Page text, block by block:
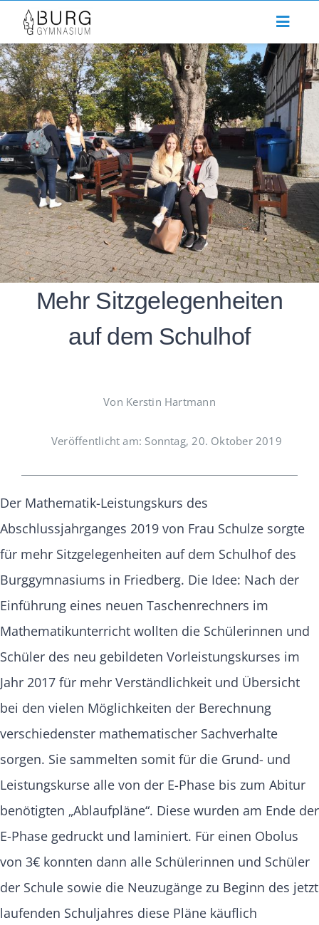
Zum
Inhalt
springen
Mehr Sitzgelegenheiten
auf dem Schulhof
Von Kerstin Hartmann
Veröffentlicht am: Sonntag, 20. Oktober 2019
Der Mathematik-Leistungskurs des
Abschlussjahrganges 2019 von Frau Schulze sorgte
für mehr Sitzgelegenheiten auf dem Schulhof des
Burggymnasiums in Friedberg. Die Idee: Nach der
Einführung eines neuen Taschenrechners im
Mathematikunterricht wollten die Schülerinnen und
Schüler des neu gebildeten Vorleistungskurses im
Jahr 2017 für mehr Verständlichkeit und Übersicht
bei den vielen Möglichkeiten der Berechnung
verschiedenster mathematischer Sachverhalte
sorgen. Sie sammelten somit für die Grund- und
Leistungskurse alle von der E-Phase bis zum Abitur
benötigten „Ablaufpläne“. Diese wurden am Ende der
E-Phase gedruckt und laminiert. Für einen Obolus
von 3€ konnten dann alle Schülerinnen und Schüler
der Schule sowie die Neuzugänge zu Beginn des jetzt
laufenden Schuljahres diese Pläne käuflich